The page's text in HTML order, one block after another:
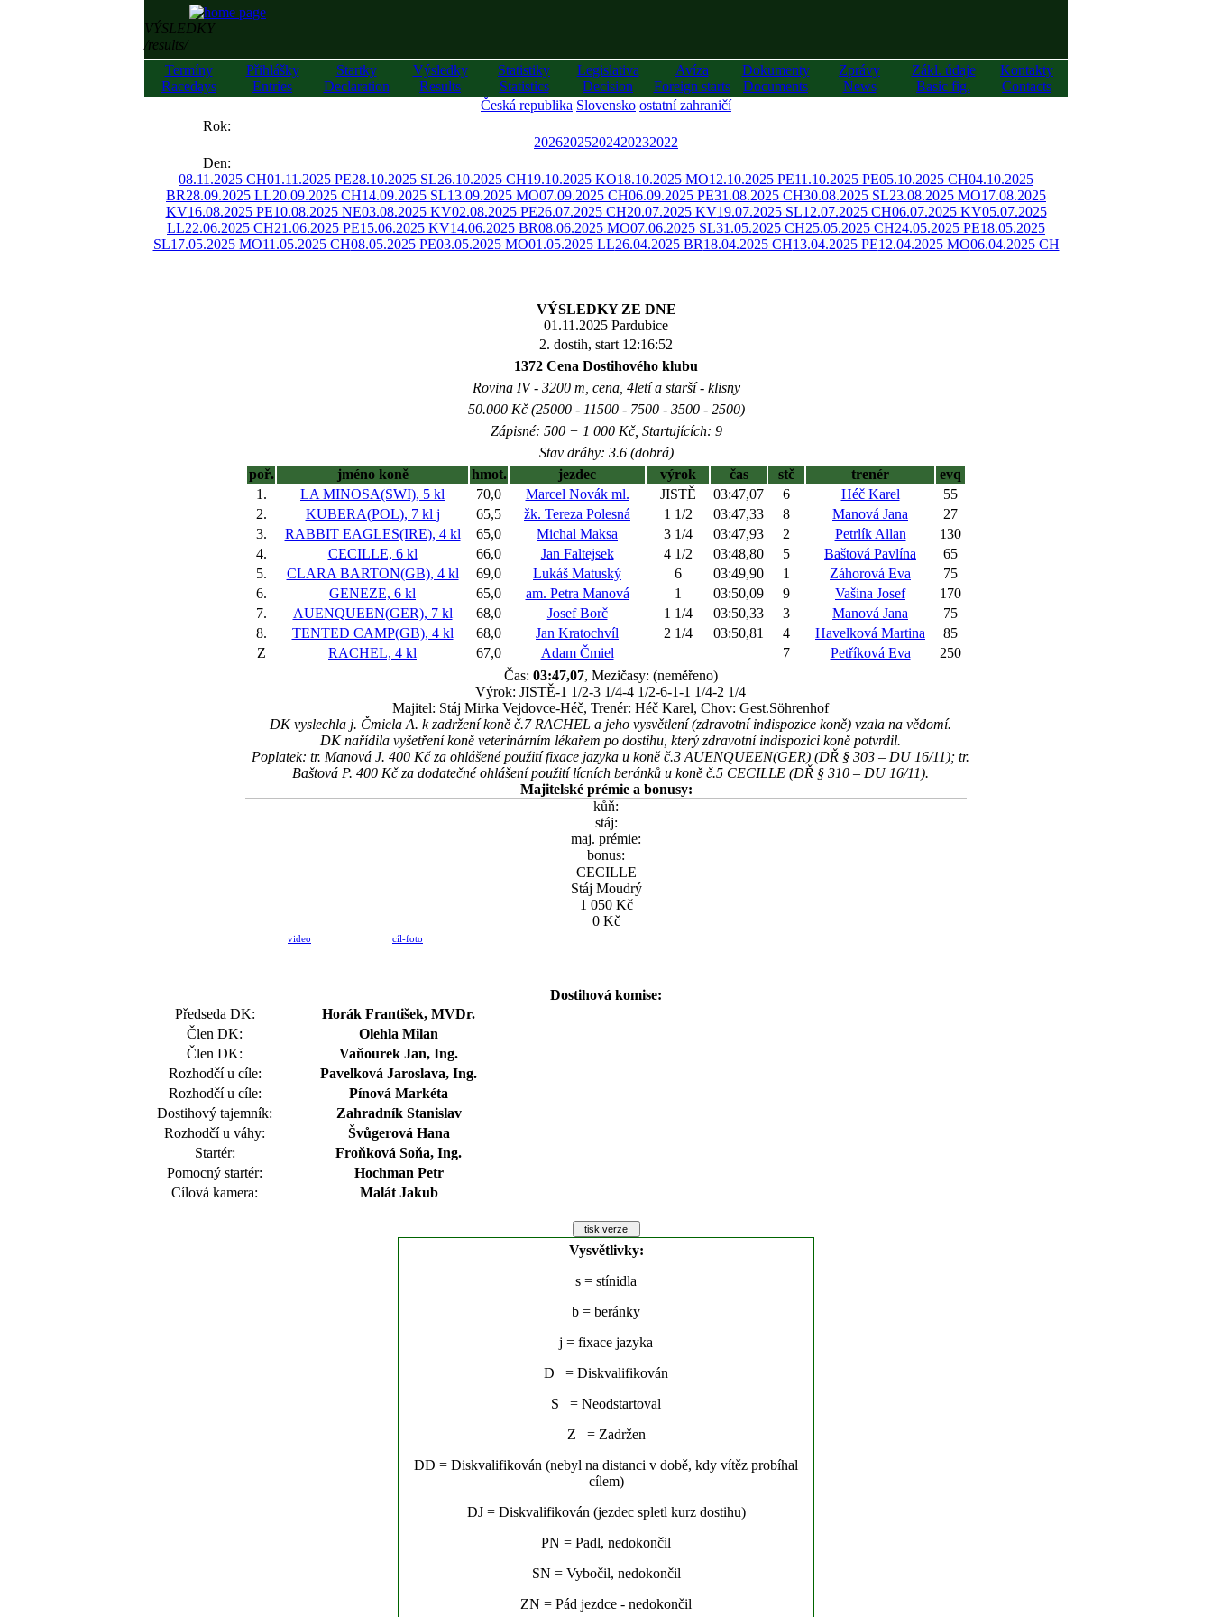
VÝSLEDKY
/results/
Termíny
Racedays
Přihlášky
Entries
Startky
Declaration
Výsledky
Results
Statistiky
Statistics
Legislativa
Decision
Avíza
Foreign starts
Dokumenty
Documents
Zprávy
News
Zákl. údaje
Basic fig.
Kontakty
Contacts
Česká republika Slovensko ostatní zahraničí
Rok:
20262025202420232022
Den:
08.11.2025 CH01.11.2025 PE28.10.2025 SL26.10.2025 CH19.10.2025 KO18.10.2025 MO12.10.2025 PE11.10.2025 PE05.10.2025 CH04.10.2025
BR28.09.2025 LL20.09.2025 CH14.09.2025 SL13.09.2025 MO07.09.2025 CH06.09.2025 PE31.08.2025 CH30.08.2025 SL23.08.2025 MO17.08.2025
KV16.08.2025 PE10.08.2025 NE03.08.2025 KV02.08.2025 PE26.07.2025 CH20.07.2025 KV19.07.2025 SL12.07.2025 CH06.07.2025 KV05.07.2025
LL22.06.2025 CH21.06.2025 PE15.06.2025 KV14.06.2025 BR08.06.2025 MO07.06.2025 SL31.05.2025 CH25.05.2025 CH24.05.2025 PE18.05.2025
SL17.05.2025 MO11.05.2025 CH08.05.2025 PE03.05.2025 MO01.05.2025 LL26.04.2025 BR18.04.2025 CH13.04.2025 PE12.04.2025 MO06.04.2025 CH
VÝSLEDKY ZE DNE
01.11.2025 Pardubice
2. dostih, start 12:16:52
1372 Cena Dostihového klubu
Rovina IV - 3200 m, cena, 4letí a starší - klisny
50.000 Kč (25000 - 11500 - 7500 - 3500 - 2500)
Zápisné: 500 + 1 000 Kč, Startujících: 9
Stav dráhy: 3.6 (dobrá)
poř.
jméno koně hmot. jezdec výrok čas stč trenér
evq
1.
LA MINOSA(SWI), 5 kl 70,0 Marcel Novák ml. JISTĚ 03:47,07 6 Héč Karel
55
2.
KUBERA(POL), 7 kl j 65,5 žk. Tereza Polesná 1 1/2 03:47,33 8 Manová Jana
27
3.
RABBIT EAGLES(IRE), 4 kl 65,0 Michal Maksa 3 1/4 03:47,93 2 Petrlík Allan
130
4.
CECILLE, 6 kl 66,0 Jan Faltejsek 4 1/2 03:48,80 5 Baštová Pavlína
65
5.
CLARA BARTON(GB), 4 kl 69,0 Lukáš Matuský 6 03:49,90 1 Záhorová Eva
75
6.
GENEZE, 6 kl 65,0 am. Petra Manová 1 03:50,09 9 Vašina Josef
170
7.
AUENQUEEN(GER), 7 kl 68,0 Josef Borč 1 1/4 03:50,33 3 Manová Jana
75
8.
TENTED CAMP(GB), 4 kl 68,0 Jan Kratochvíl 2 1/4 03:50,81 4 Havelková Martina
85
Z
RACHEL, 4 kl 67,0 Adam Čmiel 7 Petříková Eva
250
Čas: 03:47,07, Mezičasy: (neměřeno)
Výrok: JISTĚ-1 1/2-3 1/4-4 1/2-6-1-1 1/4-2 1/4
Majitel: Stáj Mirka Vejdovce-Héč, Trenér: Héč Karel, Chov: Gest.Söhrenhof
DK vyslechla j. Čmiela A. k zadržení koně č.7 RACHEL a jeho vysvětlení (zdravotní indispozice koně) vzala na vědomí.
DK nařídila vyšetření koně veterinárním lékařem po dostihu, který zdravotní indispozici koně potvrdil.
Poplatek: tr. Manová J. 400 Kč za ohlášené použití fixace jazyka u koně č.3 AUENQUEEN(GER) (DŘ § 303 – DU 16/11); tr.
Baštová P. 400 Kč za dodatečné ohlášení použití lícních beránků u koně č.5 CECILLE (DŘ § 310 – DU 16/11).
Majitelské prémie a bonusy:
kůň:
stáj:
maj. prémie:
bonus:
CECILLE
Stáj Moudrý
1 050 Kč
0 Kč
video cíl-foto
Dostihová komise:
Předseda DK:
Horák František, MVDr.
Člen DK:
Olehla Milan
Člen DK:
Vaňourek Jan, Ing.
Rozhodčí u cíle:
Pavelková Jaroslava, Ing.
Rozhodčí u cíle:
Pínová Markéta
Dostihový tajemník:
Zahradník Stanislav
Rozhodčí u váhy:
Švůgerová Hana
Startér:
Froňková Soňa, Ing.
Pomocný startér:
Hochman Petr
Cílová kamera:
Malát Jakub
Vysvětlivky:
s = stínidla
b = beránky
j = fixace jazyka
D = Diskvalifikován
S = Neodstartoval
Z = Zadržen
DD = Diskvalifikován (nebyl na distanci v době, kdy vítěz probíhal
cílem)
DJ = Diskvalifikován (jezdec spletl kurz dostihu)
PN = Padl, nedokončil
SN = Vybočil, nedokončil
ZN = Pád jezdce - nedokončil